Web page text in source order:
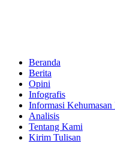
Beranda
Berita
Opini
Infografis
Informasi
Analisis
Tentang Kami
Kirim Tulisan